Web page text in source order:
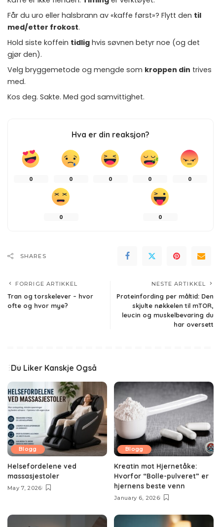
Får du uro eller halsbrann av «kaffe først»? Flytt den til
med/etter frokost.
Hold siste koffein tidlig hvis søvnen betyr noe (og det
gjør den).
Velg bryggemetode og mengde som kroppen din trives
med.
Kos deg. Sakte. Med god samvittighet.
Hva er din reaksjon?
0 0 0 0 0
0 0
SHARES
FORRIGE ARTIKKEL
Tran og torskelever – hvor
ofte og hvor mye?
NESTE ARTIKKEL
Proteinfording per måltid: Den
skjulte nøkkelen til mTOR,
leucin og muskelbevaring du
har oversett
Du Liker Kanskje Også
Blogg
Helsefordelene ved
massasjestoler
May 7, 2026
Blogg
Kreatin mot Hjernetåke:
Hvorfor “Bolle-pulveret” er
hjernens beste venn
January 6, 2026